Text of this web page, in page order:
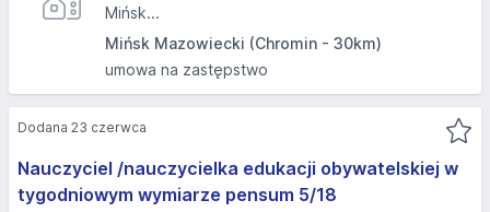
Mińsk...
Mińsk Mazowiecki (Chromin - 30km)
umowa na zastępstwo
Nauczyciel /nauczycielka edukacji obywatelskiej w
tygodniowym wymiarze pensum 5/18
Dodana 23 czerwca